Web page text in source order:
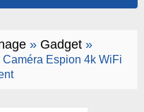
» Gadget»
Caméra Espion 4k WiFi